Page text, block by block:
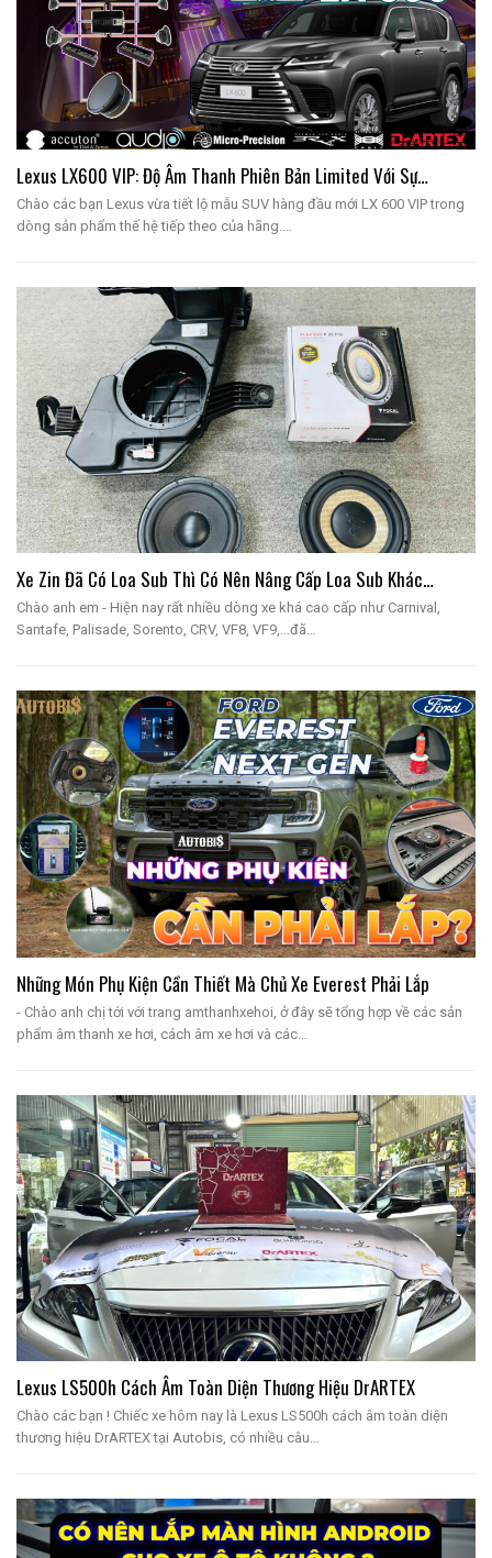
Lexus LX600 VIP: Độ Âm Thanh Phiên Bản Limited Với Sự…
Chào các bạn Lexus vừa tiết lộ mẫu SUV hàng đầu mới LX 600 VIP trong
dòng sản phẩm thế hệ tiếp theo của hãng.…
Xe Zin Đã Có Loa Sub Thì Có Nên Nâng Cấp Loa Sub Khác…
Chào anh em - Hiện nay rất nhiều dòng xe khá cao cấp như Carnival,
Santafe, Palisade, Sorento, CRV, VF8, VF9,...đã…
Những Món Phụ Kiện Cần Thiết Mà Chủ Xe Everest Phải Lắp
- Chào anh chị tới với trang amthanhxehoi, ở đây sẽ tổng hợp về các sản
phẩm âm thanh xe hơi, cách âm xe hơi và các…
Lexus LS500h Cách Âm Toàn Diện Thương Hiệu DrARTEX
Chào các bạn ! Chiếc xe hôm nay là Lexus LS500h cách âm toàn diện
thương hiệu DrARTEX tại Autobis, có nhiều câu…